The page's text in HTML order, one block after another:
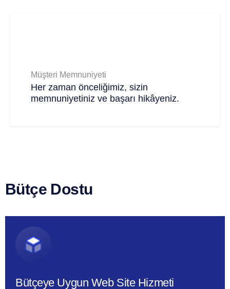
Müşteri Memnuniyeti
Her zaman önceliğimiz, sizin
memnuniyetiniz ve başarı hikâyeniz.
Bütçe Dostu
Bütçeye Uygun Web Site Hizmeti